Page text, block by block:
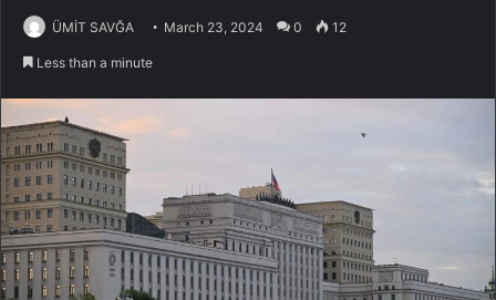
ÜMİT SAVĞA March 23, 2024 0 12
Less than a minute